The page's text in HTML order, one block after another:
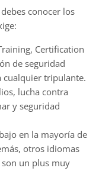
conocer los
Certification
de seguridad
cualquier tripulante.
lucha contra
y seguridad
en la mayoría de
otros idiomas
un plus muy